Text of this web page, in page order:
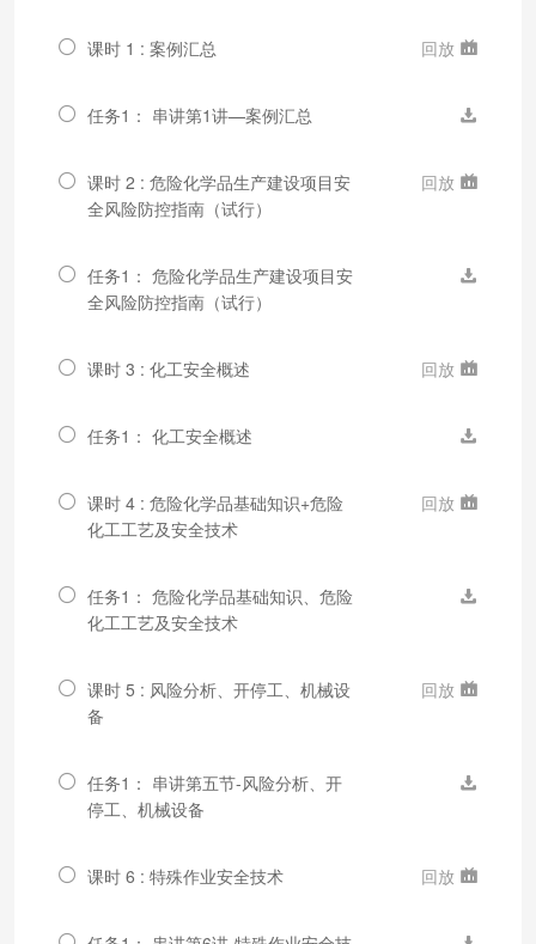
课时 1 : 案例汇总 回放
任务1： 串讲第1讲—案例汇总
课时 2 : 危险化学品生产建设项目安
全风险防控指南（试行）
回放
任务1： 危险化学品生产建设项目安
全风险防控指南（试行）
课时 3 : 化工安全概述 回放
任务1： 化工安全概述
课时 4 : 危险化学品基础知识+危险
化工工艺及安全技术
回放
任务1： 危险化学品基础知识、危险
化工工艺及安全技术
课时 5 : 风险分析、开停工、机械设
备
回放
任务1： 串讲第五节-风险分析、开
停工、机械设备
课时 6 : 特殊作业安全技术 回放